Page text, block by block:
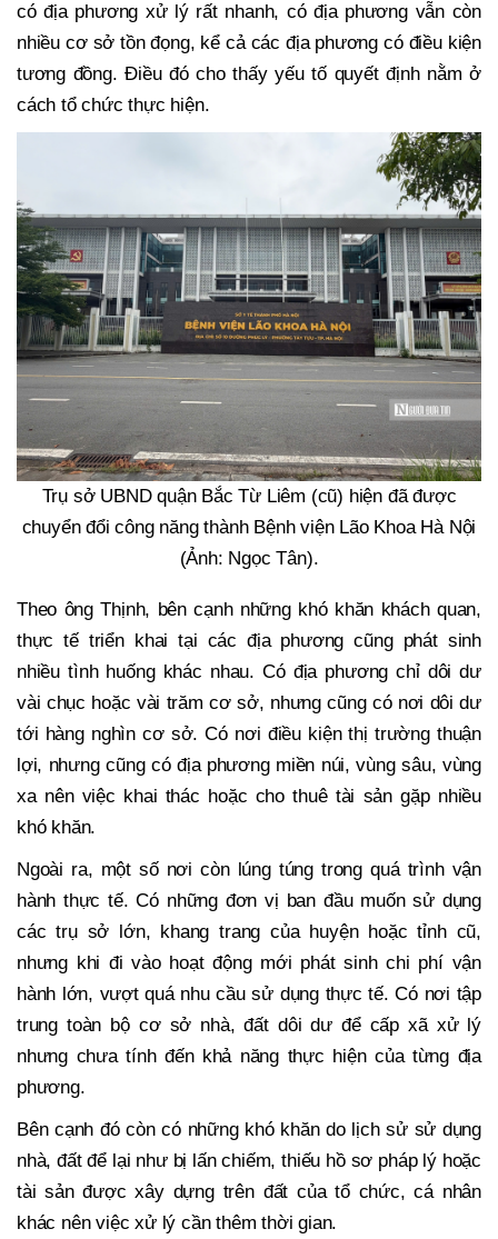
có địa phương xử lý rất nhanh, có địa phương vẫn còn
nhiều cơ sở tồn đọng, kể cả các địa phương có điều kiện
tương đồng. Điều đó cho thấy yếu tố quyết định nằm ở
cách tổ chức thực hiện.
Trụ sở UBND quận Bắc Từ Liêm (cũ) hiện đã được
chuyển đổi công năng thành Bệnh viện Lão Khoa Hà Nội
(Ảnh: Ngọc Tân).
Theo ông Thịnh, bên cạnh những khó khăn khách quan,
thực tế triển khai tại các địa phương cũng phát sinh
nhiều tình huống khác nhau. Có địa phương chỉ dôi dư
vài chục hoặc vài trăm cơ sở, nhưng cũng có nơi dôi dư
tới hàng nghìn cơ sở. Có nơi điều kiện thị trường thuận
lợi, nhưng cũng có địa phương miền núi, vùng sâu, vùng
xa nên việc khai thác hoặc cho thuê tài sản gặp nhiều
khó khăn.
Ngoài ra, một số nơi còn lúng túng trong quá trình vận
hành thực tế. Có những đơn vị ban đầu muốn sử dụng
các trụ sở lớn, khang trang của huyện hoặc tỉnh cũ,
nhưng khi đi vào hoạt động mới phát sinh chi phí vận
hành lớn, vượt quá nhu cầu sử dụng thực tế. Có nơi tập
trung toàn bộ cơ sở nhà, đất dôi dư để cấp xã xử lý
nhưng chưa tính đến khả năng thực hiện của từng địa
phương.
Bên cạnh đó còn có những khó khăn do lịch sử sử dụng
nhà, đất để lại như bị lấn chiếm, thiếu hồ sơ pháp lý hoặc
tài sản được xây dựng trên đất của tổ chức, cá nhân
khác nên việc xử lý cần thêm thời gian.